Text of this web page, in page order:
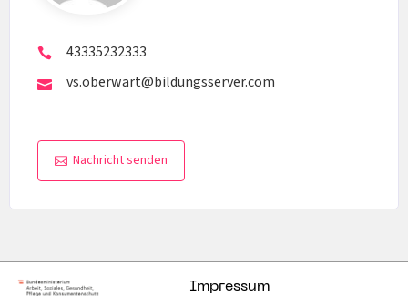
43335232333
vs.oberwart@bildungsserver.com
Nachricht senden
Impressum